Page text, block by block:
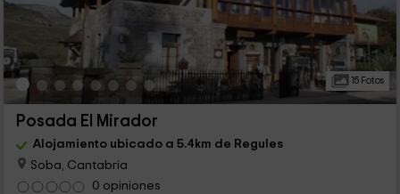
15 Fotos
Posada El Mirador
Alojamiento ubicado a 5.4km de Regules
Soba, Cantabria
0 opiniones